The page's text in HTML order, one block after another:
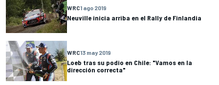
WRC1 ago 2019
Neuville inicia arriba en el Rally de Finlandia
WRC13 may 2019
Loeb tras su podio en Chile: "Vamos en la
dirección correcta"